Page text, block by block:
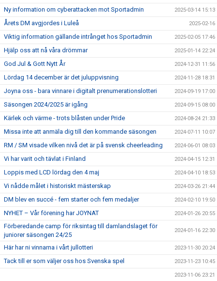
Ny information om cyberattacken mot Sportadmin 2025-03-14 15:13
Årets DM avgjordes i Luleå 2025-02-16
Viktig information gällande intrånget hos Sportadmin 2025-02-05 17:46
Hjälp oss att nå våra drömmar 2025-01-14 22:24
God Jul & Gott Nytt År 2024-12-31 11:56
Lördag 14 december är det juluppvisning 2024-11-28 18:31
Joyna oss - bara vinnare i digitalt prenumerationslotteri 2024-09-19 17:00
Säsongen 2024/2025 är igång 2024-09-15 08:00
Kärlek och värme - trots blåsten under Pride 2024-08-24 21:33
Missa inte att anmäla dig till den kommande säsongen 2024-07-11 10:07
RM / SM visade vilken nivå det är på svensk cheerleading 2024-06-01 08:03
Vi har varit och tävlat i Finland 2024-04-15 12:31
Loppis med LCD lördag den 4 maj 2024-04-10 18:53
Vi nådde målet i historiskt mästerskap 2024-03-26 21:44
DM blev en succé - fem starter och fem medaljer 2024-02-10 19:50
NYHET – Vår förening har JOYNAT 2024-01-26 20:55
Förberedande camp för riksintag till damlandslaget för
juniorer säsongen 24/25
2024-01-16 22:30
Här har ni vinnarna i vårt jullotteri 2023-11-30 20:24
Tack till er som väljer oss hos Svenska spel 2023-11-23 10:45
2023-11-06 23:21